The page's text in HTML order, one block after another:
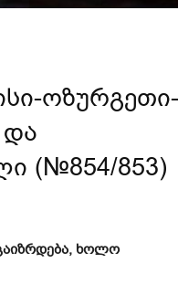
ოზურგეთი-
(№854/853)
ხოლო